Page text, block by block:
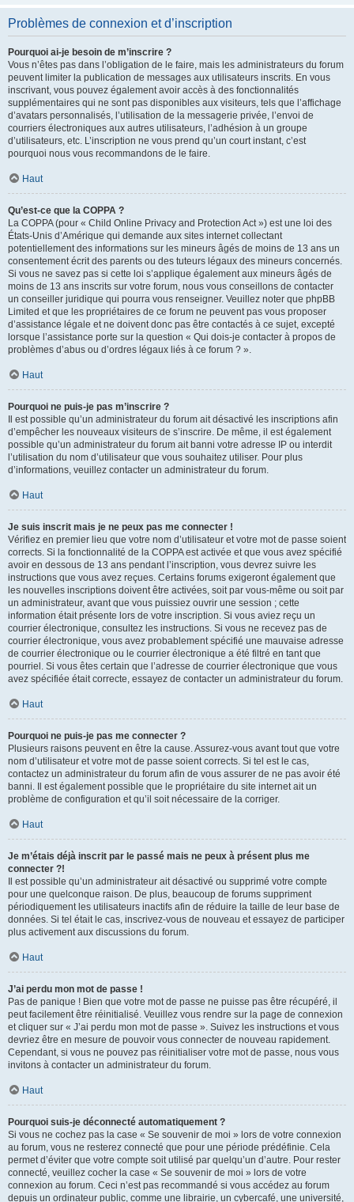
Problèmes de connexion et d’inscription
Pourquoi ai-je besoin de m’inscrire ?
Vous n’êtes pas dans l’obligation de le faire, mais les administrateurs du forum
peuvent limiter la publication de messages aux utilisateurs inscrits. En vous
inscrivant, vous pouvez également avoir accès à des fonctionnalités
supplémentaires qui ne sont pas disponibles aux visiteurs, tels que l’affichage
d’avatars personnalisés, l’utilisation de la messagerie privée, l’envoi de
courriers électroniques aux autres utilisateurs, l’adhésion à un groupe
d’utilisateurs, etc. L’inscription ne vous prend qu’un court instant, c’est
pourquoi nous vous recommandons de le faire.
Haut
Qu’est-ce que la COPPA ?
La COPPA (pour « Child Online Privacy and Protection Act ») est une loi des
États-Unis d’Amérique qui demande aux sites internet collectant
potentiellement des informations sur les mineurs âgés de moins de 13 ans un
consentement écrit des parents ou des tuteurs légaux des mineurs concernés.
Si vous ne savez pas si cette loi s’applique également aux mineurs âgés de
moins de 13 ans inscrits sur votre forum, nous vous conseillons de contacter
un conseiller juridique qui pourra vous renseigner. Veuillez noter que phpBB
Limited et que les propriétaires de ce forum ne peuvent pas vous proposer
d’assistance légale et ne doivent donc pas être contactés à ce sujet, excepté
lorsque l’assistance porte sur la question « Qui dois-je contacter à propos de
problèmes d’abus ou d’ordres légaux liés à ce forum ? ».
Haut
Pourquoi ne puis-je pas m’inscrire ?
Il est possible qu’un administrateur du forum ait désactivé les inscriptions afin
d’empêcher les nouveaux visiteurs de s’inscrire. De même, il est également
possible qu’un administrateur du forum ait banni votre adresse IP ou interdit
l’utilisation du nom d’utilisateur que vous souhaitez utiliser. Pour plus
d’informations, veuillez contacter un administrateur du forum.
Haut
Je suis inscrit mais je ne peux pas me connecter !
Vérifiez en premier lieu que votre nom d’utilisateur et votre mot de passe soient
corrects. Si la fonctionnalité de la COPPA est activée et que vous avez spécifié
avoir en dessous de 13 ans pendant l’inscription, vous devrez suivre les
instructions que vous avez reçues. Certains forums exigeront également que
les nouvelles inscriptions doivent être activées, soit par vous-même ou soit par
un administrateur, avant que vous puissiez ouvrir une session ; cette
information était présente lors de votre inscription. Si vous aviez reçu un
courrier électronique, consultez les instructions. Si vous ne recevez pas de
courrier électronique, vous avez probablement spécifié une mauvaise adresse
de courrier électronique ou le courrier électronique a été filtré en tant que
pourriel. Si vous êtes certain que l’adresse de courrier électronique que vous
avez spécifiée était correcte, essayez de contacter un administrateur du forum.
Haut
Pourquoi ne puis-je pas me connecter ?
Plusieurs raisons peuvent en être la cause. Assurez-vous avant tout que votre
nom d’utilisateur et votre mot de passe soient corrects. Si tel est le cas,
contactez un administrateur du forum afin de vous assurer de ne pas avoir été
banni. Il est également possible que le propriétaire du site internet ait un
problème de configuration et qu’il soit nécessaire de la corriger.
Haut
Je m’étais déjà inscrit par le passé mais ne peux à présent plus me
connecter ?!
Il est possible qu’un administrateur ait désactivé ou supprimé votre compte
pour une quelconque raison. De plus, beaucoup de forums suppriment
périodiquement les utilisateurs inactifs afin de réduire la taille de leur base de
données. Si tel était le cas, inscrivez-vous de nouveau et essayez de participer
plus activement aux discussions du forum.
Haut
J’ai perdu mon mot de passe !
Pas de panique ! Bien que votre mot de passe ne puisse pas être récupéré, il
peut facilement être réinitialisé. Veuillez vous rendre sur la page de connexion
et cliquer sur « J’ai perdu mon mot de passe ». Suivez les instructions et vous
devriez être en mesure de pouvoir vous connecter de nouveau rapidement.
Cependant, si vous ne pouvez pas réinitialiser votre mot de passe, nous vous
invitons à contacter un administrateur du forum.
Haut
Pourquoi suis-je déconnecté automatiquement ?
Si vous ne cochez pas la case « Se souvenir de moi » lors de votre connexion
au forum, vous ne resterez connecté que pour une période prédéfinie. Cela
permet d’éviter que votre compte soit utilisé par quelqu’un d’autre. Pour rester
connecté, veuillez cocher la case « Se souvenir de moi » lors de votre
connexion au forum. Ceci n’est pas recommandé si vous accédez au forum
depuis un ordinateur public, comme une librairie, un cybercafé, une université,